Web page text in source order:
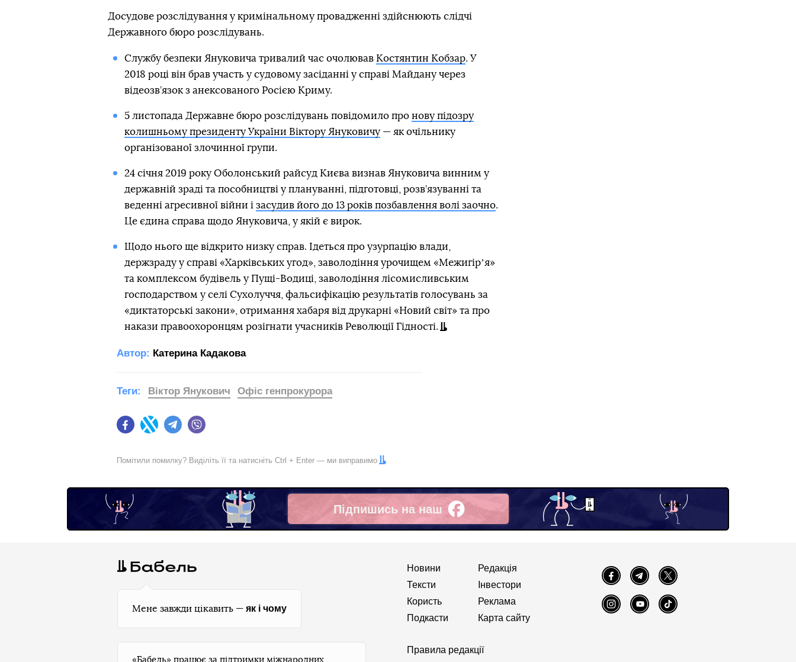
Досудове розслідування у кримінальному провадженні здійснюють слідчі
Державного бюро розслідувань.
Службу безпеки Януковича тривалий час очолював Костянтин Кобзар. У
2018 році він брав участь у судовому засіданні у справі Майдану через
відеозв’язок з анексованого Росією Криму.
5 листопада Державне бюро розслідувань повідомило про нову підозру
колишньому президенту України Віктору Януковичу— як очільнику
організованої злочинної групи.
24 січня 2019 року Оболонський райсуд Києва визнав Януковича винним у
державній зраді та пособництві у плануванні, підготовці, розв’язуванні та
веденні агресивної війни і засудив його до 13 років позбавлення волі заочно.
Це єдина справа щодо Януковича, у якій є вирок.
Щодо нього ще відкрито низку справ. Ідеться про узурпацію влади,
держзраду у справі «Харківських угод», заволодіння урочищем «Межигірʼя»
та комплексом будівель у Пущі-Водиці, заволодіння лісомисливським
господарством у селі Сухолуччя, фальсифікацію результатів голосувань за
«диктаторські закони», отримання хабаря від друкарні «Новий світ» та про
накази правоохоронцям розігнати учасників Революції Гідності.
Автор: Катерина Кадакова
FacebookTwitter Telegram
Теги: Віктор Янукович Офіс генпрокурора
Помітили помилку? Виділіть її та натисніть Ctrl + Enter — ми виправимо
Підпишись на наш
Facebook
Мене завжди цікавить — як і чому
Новини
Тексти
Користь
Подкасти
Редакція
Інвестори
Реклама
Карта сайту
FacebookTelegram Twitter
InstagramYouTube TikTok
Правила редакції
«Бабель» працює за підтримки міжнародних